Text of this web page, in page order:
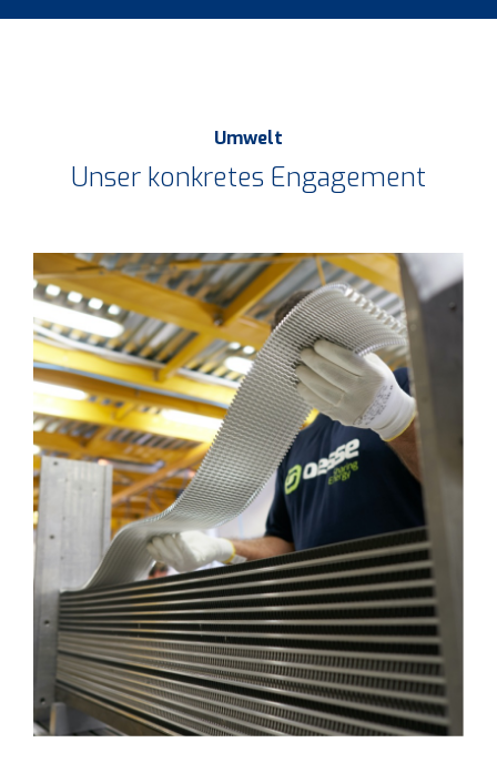
Umwelt
Unser konkretes Engagement